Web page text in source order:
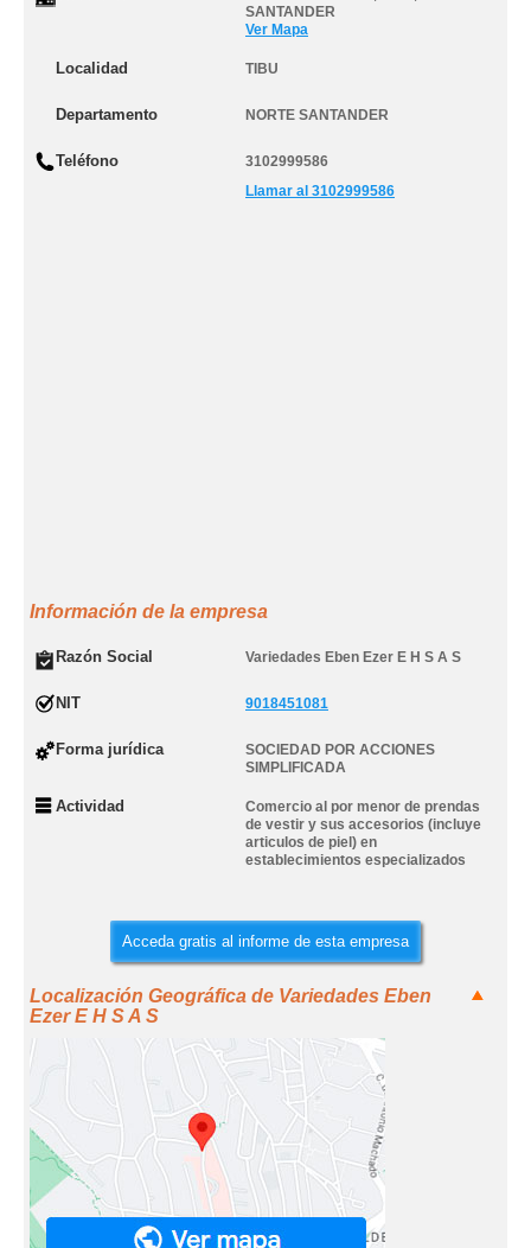
SANTANDER
Ver Mapa
Localidad TIBU
Departamento NORTE SANTANDER
Teléfono
3102999586
Llamar al 3102999586
Información de la empresa
Razón Social Variedades Eben Ezer E H S A S
NIT 9018451081
Forma jurídica
SOCIEDAD POR ACCIONES
SIMPLIFICADA
Actividad
Comercio al por menor de prendas
de vestir y sus accesorios (incluye
articulos de piel) en
establecimientos especializados
Acceda gratis al informe de esta empresa
Localización Geográfica de Variedades Eben
Ezer E H S A S